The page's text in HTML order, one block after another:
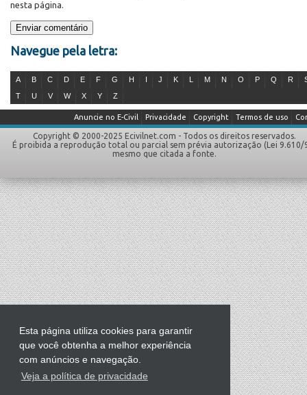
Esta página utiliza cookies para garantir
que você obtenha a melhor experiência
com anúncios e navegação.
Veja a política de privacidade
nesta página.
Navegue pela letra:
A B C D E F G H J K M N O P Q R
T
U V W X Y Z
Termos de uso
Copyright
Privacidade
Anuncie no E-Civil
Copyright © 2000-2025 Ecivilnet.com - Todos os direitos reservados.
É proibida a reprodução total ou parcial sem prévia autorização (Lei 9.610/
mesmo que citada a fonte.